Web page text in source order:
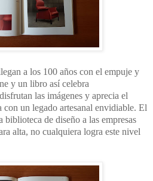
a los 100 años con el empuje y
y un libro así celebra
las imágenes y aprecia el
un legado artesanal envidiable. El
biblioteca de diseño a las empresas
alta, no cualquiera logra este nivel